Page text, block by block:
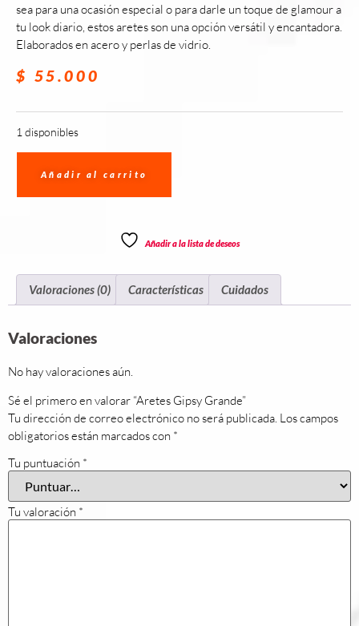
sea para una ocasión especial o para darle un toque de glamour a
tu look diario, estos aretes son una opción versátil y encantadora.
Elaborados en acero y perlas de vidrio.
$ 55.000
1 disponibles
Añadir al carrito
Añadir a la lista de deseos
Valoraciones (0) Características Cuidados
Valoraciones
No hay valoraciones aún.
Sé el primero en valorar “Aretes Gipsy Grande”
Tu dirección de correo electrónico no será publicada. Los campos
obligatorios están marcados con *
Tu puntuación *
Tu valoración *